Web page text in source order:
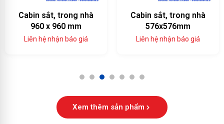
Cabin sắt, trong nhà
960 x 960 mm
Liên hệ nhận báo giá
Cabin sắt, trong nhà
576x576mm
Liên hệ nhận báo giá
1 2 3 4 5 6 7
Xem thêm sản phẩm